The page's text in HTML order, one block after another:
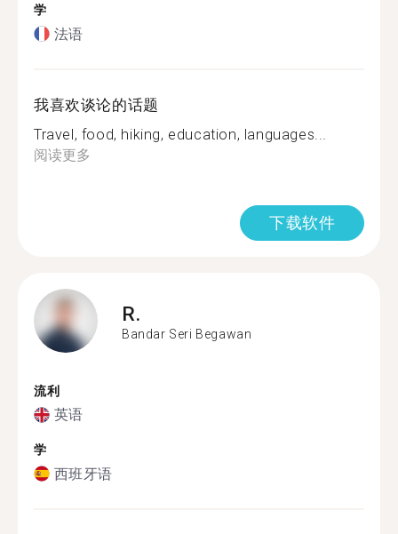
学
法语
我喜欢谈论的话题
Travel, food, hiking, education, languages...
阅读更多
下载软件
R.
Bandar Seri Begawan
流利
英语
学
西班牙语